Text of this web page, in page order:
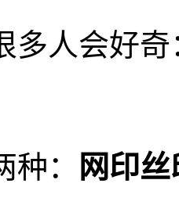
多人会好奇
： 网印丝